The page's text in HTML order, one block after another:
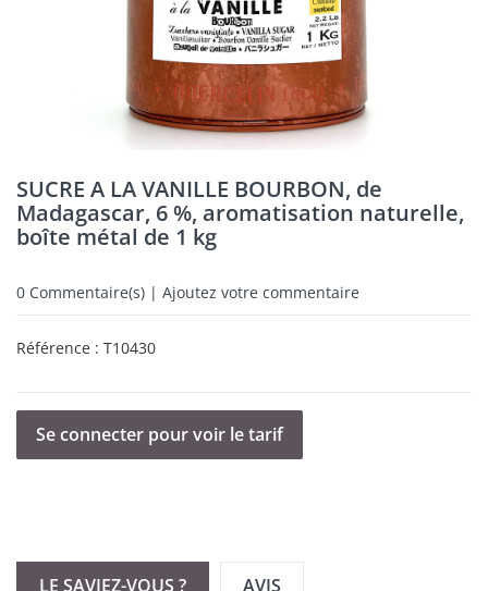
SUCRE A LA VANILLE BOURBON, de
Madagascar, 6 %, aromatisation naturelle,
boîte métal de 1 kg
0 Commentaire(s) | Ajoutez votre commentaire
Référence : T10430
Se connecter pour voir le tarif
LE SAVIEZ-VOUS ? AVIS